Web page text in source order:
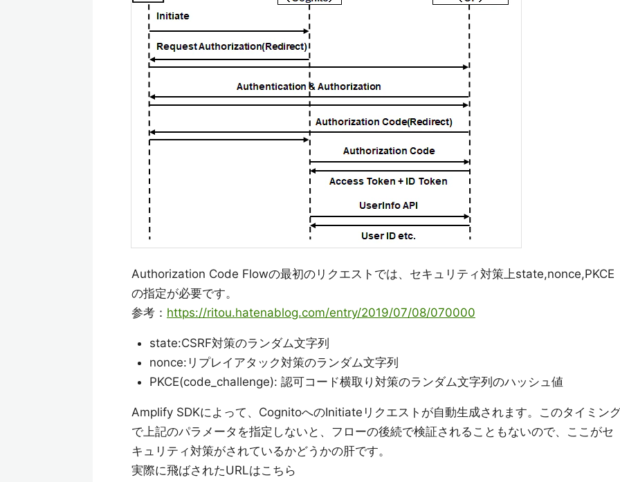
Authorization Code Flowの最初のリクエストでは、セキュリティ対策上state,nonce,PKCE
の指定が必要です。
参考： https://ritou.hatenablog.com/entry/2019/07/08/070000
state:CSRF対策のランダム文字列
nonce:リプレイアタック対策のランダム文字列
PKCE(code_challenge): 認可コード横取り対策のランダム文字列のハッシュ値
Amplify SDKによって、CognitoへのInitiateリクエストが自動生成されます。このタイミン
で上記のパラメータを指定しないと、フローの後続で検証されることもないので、ここがセ
キュリティ対策がされているかどうかの肝です。
実際に飛ばされたURLはこちら